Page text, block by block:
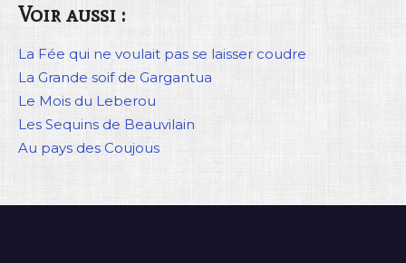
Voir aussi :
La Fée qui ne voulait pas se laisser coudre
La Grande soif de Gargantua
Le Mois du Leberou
Les Sequins de Beauvilain
Au pays des Coujous